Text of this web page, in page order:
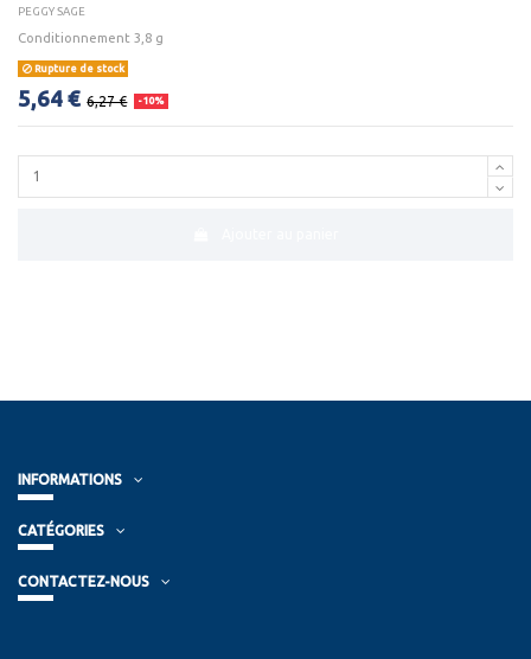
PEGGY SAGE
Conditionnement 3,8 g
Rupture de stock
5,64 € 6,27 € -10%
INFORMATIONS
CATÉGORIES
CONTACTEZ-NOUS